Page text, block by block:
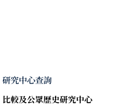
研究中心查詢
比較及公眾歷史研究中心